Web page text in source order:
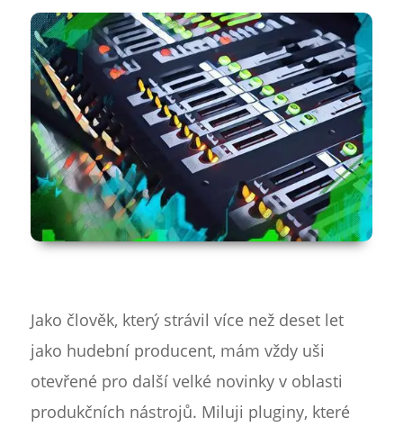
Jako člověk, který strávil více než deset let
jako hudební producent, mám vždy uši
otevřené pro další velké novinky v oblasti
produkčních nástrojů. Miluji pluginy, které